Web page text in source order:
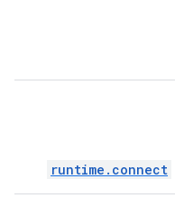
runtime.connect